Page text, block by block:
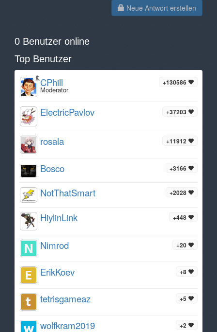
Neue Antwort erstellen
0 Benutzer online
Top Benutzer
+130586
CPhill
Moderator
+37203
ElectricPavlov
+11912
rosala
+3166
Bosco
+2028
NotThatSmart
+448
HiylinLink
+20
Nimrod
+8
ErikKoev
+5
tetrisgameaz
+2
wolfkram2019